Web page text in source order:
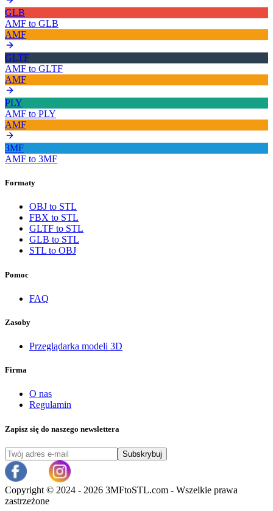
GLB
AMF to GLB
AMF
GLTF
AMF to GLTF
AMF
PLY
AMF to PLY
AMF
3MF
AMF to 3MF
Formaty
OBJ to STL
FBX to STL
GLTF to STL
GLB to STL
STL to OBJ
Pomoc
FAQ
Zasoby
Przeglądarka modeli 3D
Firma
O nas
Regulamin
Zapisz się do naszego newslettera
Subskrybuj
Copyright © 2024 - 2026 3MFtoSTL.com - Wszelkie prawa
zastrzeżone